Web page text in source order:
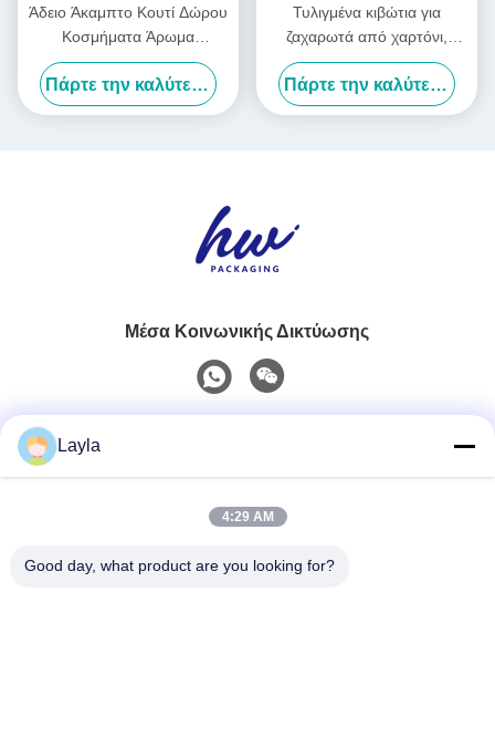
Άδειο Άκαμπτο Κουτί Δώρου
Κοσμήματα Άρωμα
Πολυτελές Κουτί Δώρου
Προσαρμοσμένο Λογότυπο
Πάρτε την καλύτερη τιμή
Τυλιγμένα κιβώτια για
ζαχαρωτά από χαρτόνι,
ρούχα, δώρα για τις γιορτές
Πάρτε την καλύτερη τιμή
Μέσα Κοινωνικής Δικτύωσης
0086-18688885859
Layla
4:29 AM
Good day, what product are you looking for?